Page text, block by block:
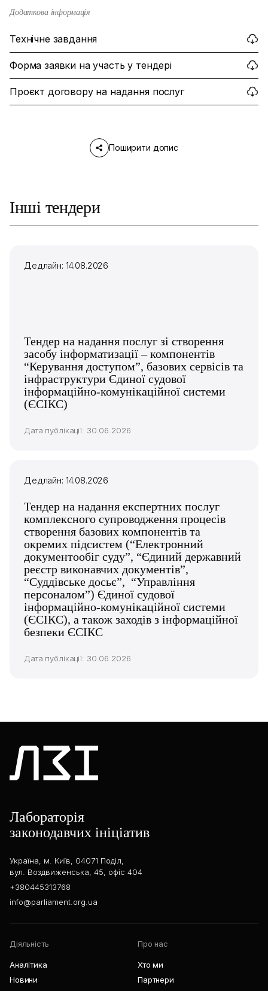
Додаткова інформація
Технічне завдання
Форма заявки на участь у тендері
Проєкт договору на надання послуг
Поширити допис
Інші тендери
Дедлайн: 14.08.2026
Тендер на надання послуг зі створення
засобу інформатизації – компонентів
“Керування доступом”, базових сервісів та
інфраструктури Єдиної судової
інформаційно-комунікаційної системи
(ЄСІКС)
Дата публікації: 30.06.2026
Дедлайн: 14.08.2026
Тендер на надання експертних послуг
комплексного супроводження процесів
створення базових компонентів та
окремих підсистем (“Електронний
документообіг суду”, “Єдиний державний
реєстр виконавчих документів”,
“Суддівське досьє”, “Управління
персоналом”) Єдиної судової
інформаційно-комунікаційної системи
(ЄСІКС), а також заходів з інформаційної
безпеки ЄСІКС
Дата публікації: 30.06.2026
Лабораторія
законодавчих ініціатив
Україна, м. Київ, 04071 Поділ,
вул. Воздвиженська, 45, офіс 404
+380445313768
info@parliament.org.ua
Діяльність
Аналітика
Новини
Про нас
Хто ми
Партнери